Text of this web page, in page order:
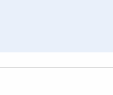
Art'Terre Coeur des